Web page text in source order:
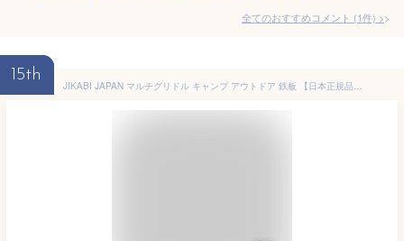
全てのおすすめコメント (1件) >
15th
JIKABI JAPAN マルチグリドル キャンプ アウトドア 鉄板 【日本正規品】 (専用蓋付き5点セット,33cm)